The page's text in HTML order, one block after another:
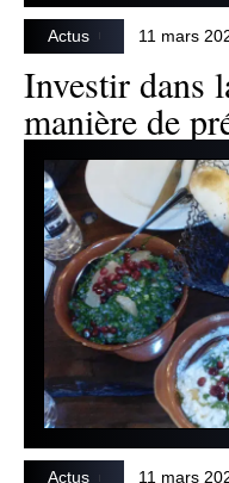
Actus 11 mars
Investir dans
manière de
Actus 11 mars